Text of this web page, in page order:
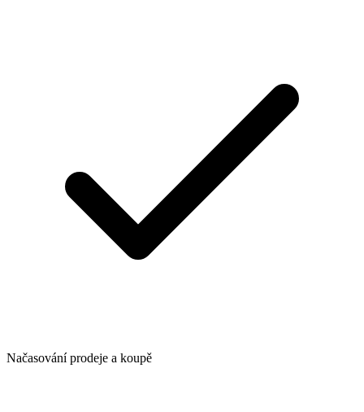
Načasování prodeje a koupě